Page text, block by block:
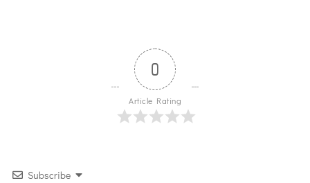
0
Article Rating
Subscribe